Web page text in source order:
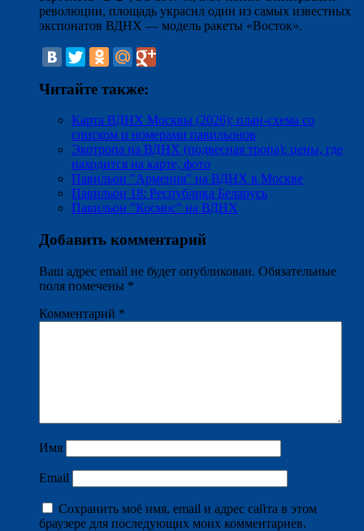
революции, площадь украсил один из самых известных
экспонатов ВДНХ — модель ракеты «Восток».
Читайте также:
Карта ВДНХ Москвы (2026): план-схема со
списком и номерами павильонов
Экотропа на ВДНХ (подвесная тропа): цены, где
находится на карте, фото
Павильон "Армения" на ВДНХ в Москве
Павильон 18: Республика Беларусь
Павильон "Космос" на ВДНХ
Добавить комментарий
Ваш адрес email не будет опубликован. Обязательные
поля помечены *
Комментарий *
Имя
Email
Сохранить моё имя, email и адрес сайта в этом
браузере для последующих моих комментариев.